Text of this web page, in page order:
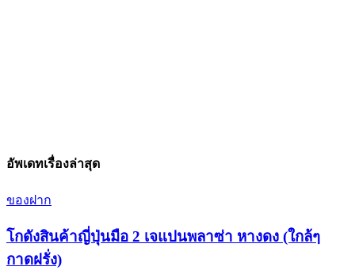
อัพเดทเรื่องล่าสุด
ของฝาก
โกดังสินค้าญี่ปุ่นมือ 2 เจแปนพลาซ่า หางดง (ใกล้ๆ
กาดฝรั่ง)